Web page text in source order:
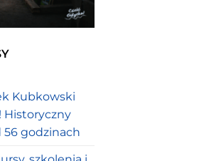
Kubkowski
Historyczny
godzinach